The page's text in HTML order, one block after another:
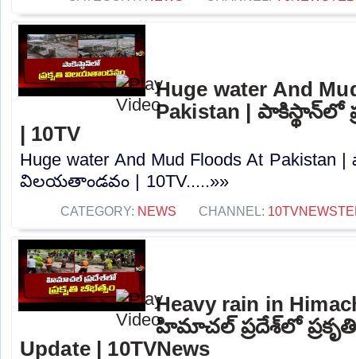
Huge water And
Pakistan | పాకిస్థాన్‌లో
| 10TV
Huge water And Mud Floods At Pakistan
విలయతాండవం | 10TV.....»»
CATEGORY: NEWS CHANNEL:
Heavy rain in
హిమాచల్ ప్రదేశ్‌లో
Update | 10TVNews